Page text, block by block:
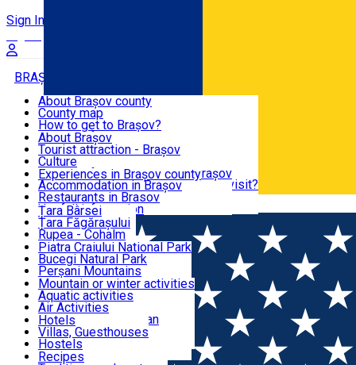
Română
Sign In
BRAȘOV COUNTY
BRAȘOV
EXPERIENCES
DESTINATIONS
NATURE
ACTIVE TOURISM
ACCOMMODATION
CULTURAL HERITAGE
About Brașov county
County map
How to get to Brașov?
Tourist Information Centers
Tourist Guides
Brașov Tourism Recommendations
Historical tourist attractions
What would a local recommend to visit?
Tourism news Brașov
Restaurants
About Brașov
Tourist attraction - Brașov
Culture
Tourist Information Center - Brașov
Accommodation in Brașov
Restaurants in Brasov
Usefull information
Experiences in Brașov county
Țara Bârsei
Țara Făgărașului
Rupea - Cohalm
ECO Destinations
Piatra Craiului National Park
Bucegi Natural Park
Perșani Mountains
Făgăraș Mountains
Postăvarul Peak
Măgura Codlei
Ciucaș Mountains
Protected areas
Other natural attractions
Speoturism
Mountain or winter activities
Aquatic activities
Air Activities
Adventure, Equestrian
Cycling, Running
Other activities
Hotels
Villas, Guesthouses
Hostels
Cottages
Recipes